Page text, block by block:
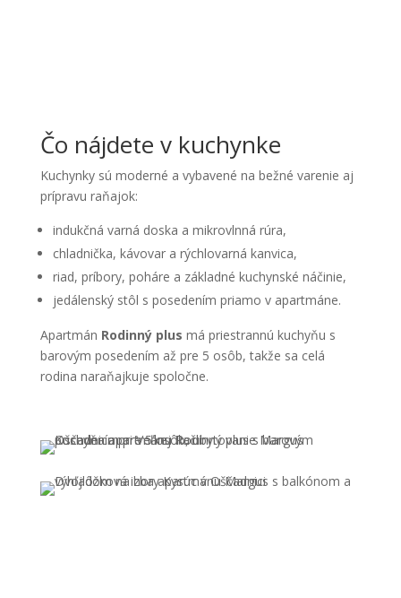
Čo nájdete v kuchynke
Kuchynky sú moderné a vybavené na bežné varenie aj
prípravu raňajok:
indukčná varná doska a mikrovlnná rúra,
chladnička, kávovar a rýchlovarná kanvica,
riad, príbory, poháre a základné kuchynské náčinie,
jedálenský stôl s posedením priamo v apartmáne.
Apartmán Rodinný plus má priestrannú kuchyňu s
barovým posedením až pre 5 osôb, takže sa celá
rodina naraňajkuje spoločne.